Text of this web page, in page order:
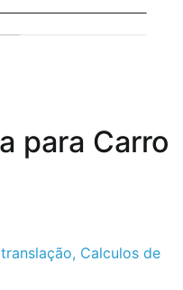
para Carro
, Calculos de